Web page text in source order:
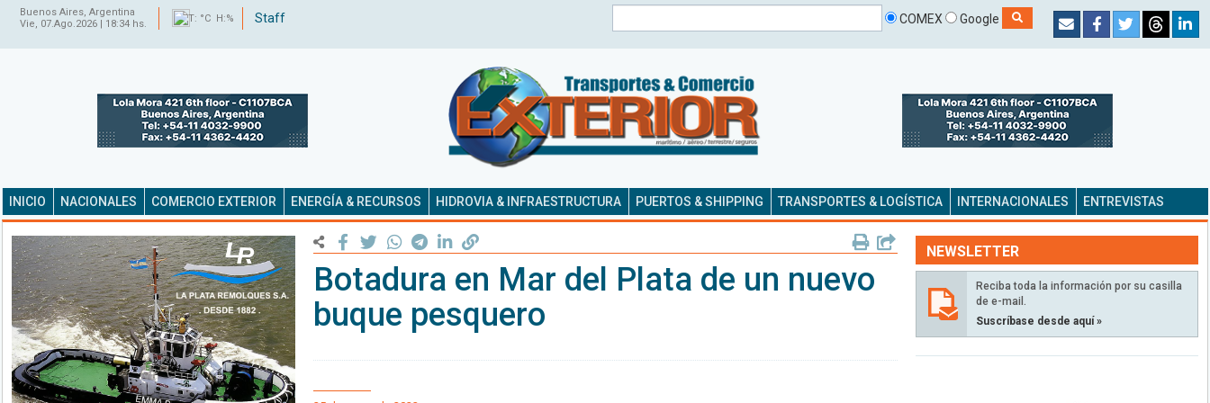
Buenos Aires, Argentina
Vie, 07.Ago.2026 | 18:34 hs.
T: °C H:% Staff COMEX Google
INICIO NACIONALES COMERCIO EXTERIOR ENERGÍA & RECURSOS HIDROVIA & INFRAESTRUCTURA PUERTOS & SHIPPING TRANSPORTES & LOGÍSTICA INTERNACIONALES ENTREVISTAS
Botadura en Mar del Plata de un nuevo
buque pesquero
NEWSLETTER
Reciba toda la información por su casilla
de e-mail.
Suscríbase desde aquí »